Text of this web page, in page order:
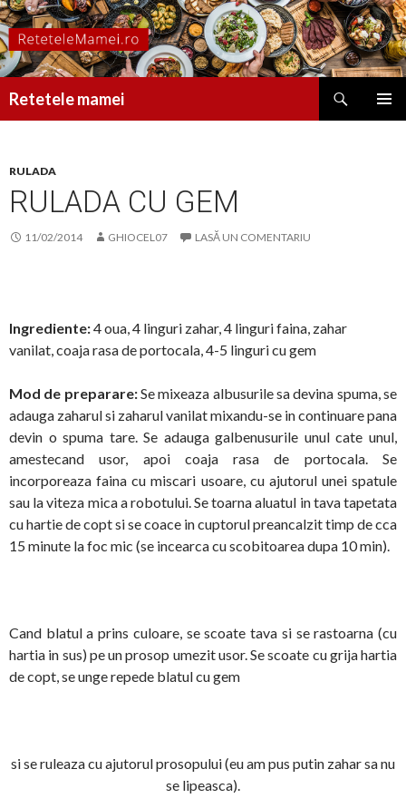
Retetele mamei
RULADA
RULADA CU GEM
11/02/2014 GHIOCEL07 LASĂ UN COMENTARIU
Ingrediente:4 oua, 4 linguri zahar, 4 linguri faina, zahar
vanilat, coaja rasa de portocala, 4-5 linguri cu gem
Mod de preparare:Se mixeaza albusurile sa devina spuma, se
adauga zaharul si zaharul vanilat mixandu-se in continuare pana
devin o spuma tare. Se adauga galbenusurile unul cate unul,
amestecand usor, apoi coaja rasa de portocala. Se
incorporeaza faina cu miscari usoare, cu ajutorul unei spatule
sau la viteza mica a robotului. Se toarna aluatul in tava tapetata
cu hartie de copt si se coace in cuptorul preancalzit timp de cca
15 minute la foc mic (se incearca cu scobitoarea dupa 10 min).
Cand blatul a prins culoare, se scoate tava si se rastoarna (cu
hartia in sus) pe un prosop umezit usor.Se scoate cu grija hartia
de copt, se unge repede blatul cu gem
si se ruleaza cu ajutorul prosopului (eu am pus putin zahar sa nu
se lipeasca).